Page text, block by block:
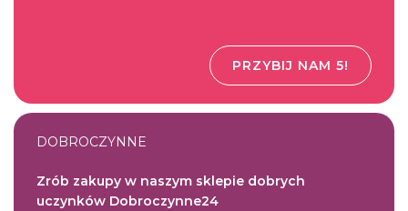
PRZYBIJ NAM 5!
DOBROCZYNNE
Zrób zakupy w naszym sklepie dobrych
uczynków Dobroczynne24